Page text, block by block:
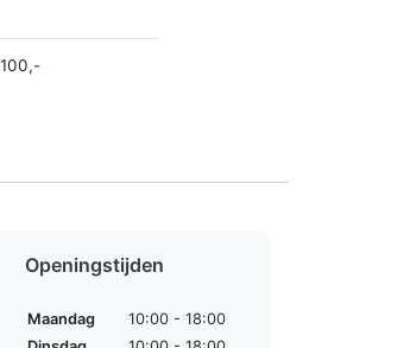
Openingstijden
Maandag
10:00 - 18:00